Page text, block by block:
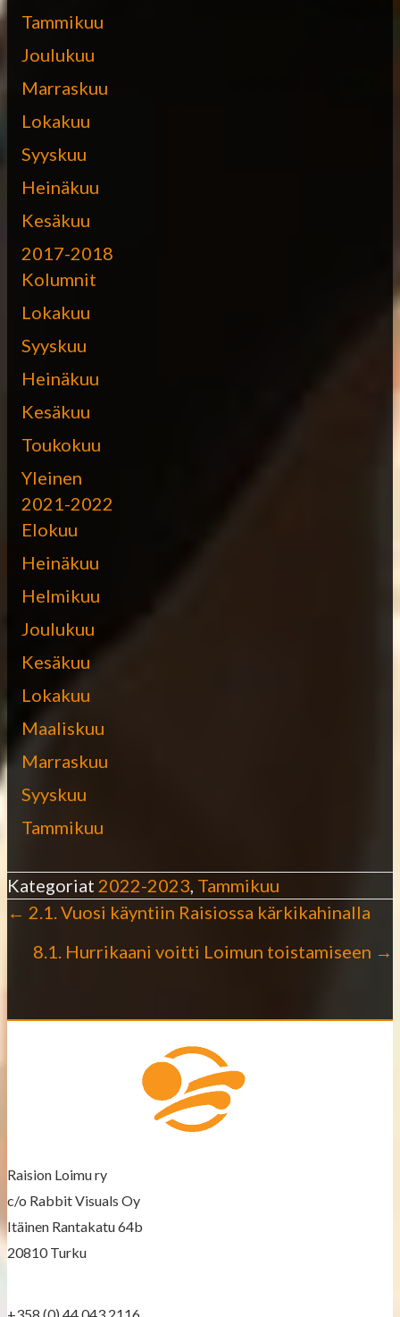
Tammikuu
Joulukuu
Marraskuu
Lokakuu
Syyskuu
Heinäkuu
Kesäkuu
2017-2018
Kolumnit
Lokakuu
Syyskuu
Heinäkuu
Kesäkuu
Toukokuu
Yleinen
2021-2022
Elokuu
Heinäkuu
Helmikuu
Joulukuu
Kesäkuu
Lokakuu
Maaliskuu
Marraskuu
Syyskuu
Tammikuu
Kategoriat 2022-2023 Tammikuu
s
a
v
i
← 2.1. Vuosi käyntiin Raisiossa kärkikahinalla
8.1. Hurrikaani voitti Loimun toistamiseen →
Raision Loimu ry
c/o Rabbit Visuals Oy
Itäinen Rantakatu 64b
20810 Turku